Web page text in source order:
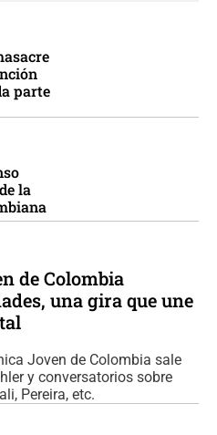
parte
la
de Colombia
una gira que une
Joven de Colombia sale
y conversatorios sobre
Pereira, etc.